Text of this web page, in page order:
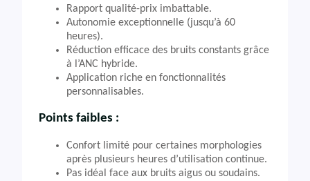
Rapport qualité-prix imbattable.
Autonomie exceptionnelle (jusqu’à 60
heures).
Réduction efficace des bruits constants grâce
à l’ANC hybride.
Application riche en fonctionnalités
personnalisables.
Points faibles :
Confort limité pour certaines morphologies
après plusieurs heures d’utilisation continue.
Pas idéal face aux bruits aigus ou soudains.